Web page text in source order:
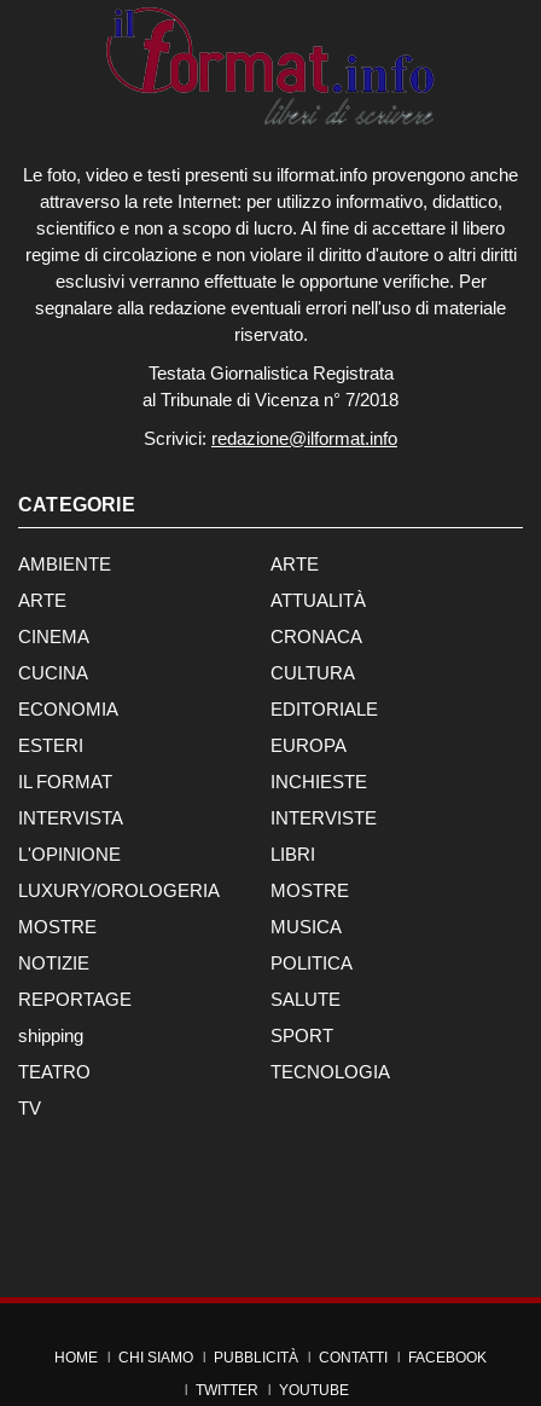
Le foto, video e testi presenti su ilformat.info provengono anche
attraverso la rete Internet: per utilizzo informativo, didattico,
scientifico e non a scopo di lucro. Al fine di accettare il libero
regime di circolazione e non violare il diritto d'autore o altri diritti
esclusivi verranno effettuate le opportune verifiche. Per
segnalare alla redazione eventuali errori nell'uso di materiale
riservato.
Testata Giornalistica Registrata
al Tribunale di Vicenza n° 7/2018
Scrivici: redazione@ilformat.info
CATEGORIE
AMBIENTE
ARTE
ARTE
ATTUALITÀ
CINEMA
CRONACA
CUCINA
CULTURA
ECONOMIA
EDITORIALE
ESTERI
EUROPA
IL FORMAT
INCHIESTE
INTERVISTA
INTERVISTE
L'OPINIONE
LIBRI
LUXURY/OROLOGERIA
MOSTRE
MOSTRE
MUSICA
NOTIZIE
POLITICA
REPORTAGE
SALUTE
shipping
SPORT
TEATRO
TECNOLOGIA
TV
HOME CHI SIAMO PUBBLICITÀ CONTATTI
FACEBOOK
TWITTER
YOUTUBE